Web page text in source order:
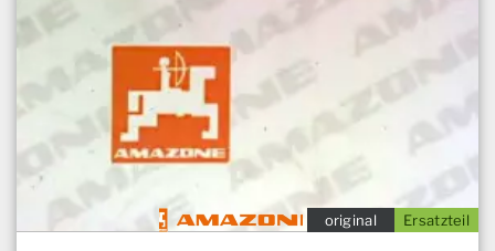
Ersatzteil
original